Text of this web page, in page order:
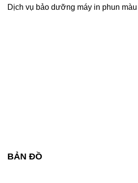
Dịch vụ bảo dưỡng máy in phun màu
BẢN ĐỒ